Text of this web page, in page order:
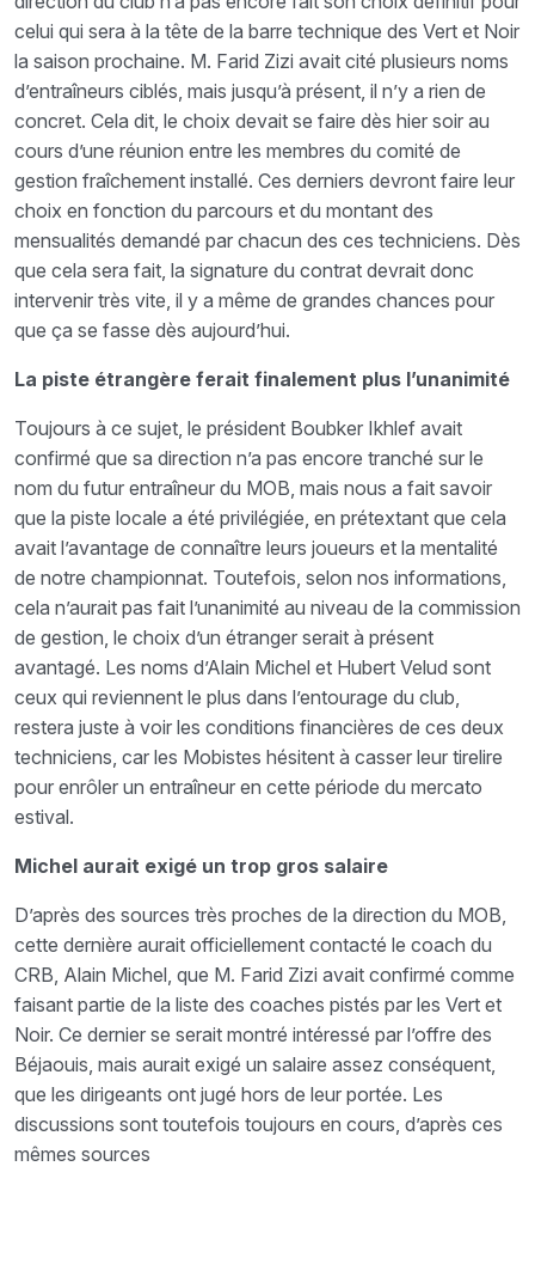
celui qui sera à la tête de la barre technique des Vert et Noir
la saison prochaine. M. Farid Zizi avait cité plusieurs noms
d’entraîneurs ciblés, mais jusqu’à présent, il n’y a rien de
concret. Cela dit, le choix devait se faire dès hier soir au
cours d’une réunion entre les membres du comité de
gestion fraîchement installé. Ces derniers devront faire leur
choix en fonction du parcours et du montant des
mensualités demandé par chacun des ces techniciens. Dès
que cela sera fait, la signature du contrat devrait donc
intervenir très vite, il y a même de grandes chances pour
que ça se fasse dès aujourd’hui.
La piste étrangère ferait finalement plus l’unanimité
Toujours à ce sujet, le président Boubker Ikhlef avait
confirmé que sa direction n’a pas encore tranché sur le
nom du futur entraîneur du MOB, mais nous a fait savoir
que la piste locale a été privilégiée, en prétextant que cela
avait l’avantage de connaître leurs joueurs et la mentalité
de notre championnat. Toutefois, selon nos informations,
cela n’aurait pas fait l’unanimité au niveau de la commission
de gestion, le choix d’un étranger serait à présent
avantagé. Les noms d’Alain Michel et Hubert Velud sont
ceux qui reviennent le plus dans l’entourage du club,
restera juste à voir les conditions financières de ces deux
techniciens, car les Mobistes hésitent à casser leur tirelire
pour enrôler un entraîneur en cette période du mercato
estival.
Michel aurait exigé un trop gros salaire
D’après des sources très proches de la direction du MOB,
cette dernière aurait officiellement contacté le coach du
CRB, Alain Michel, que M. Farid Zizi avait confirmé comme
faisant partie de la liste des coaches pistés par les Vert et
Noir. Ce dernier se serait montré intéressé par l’offre des
Béjaouis, mais aurait exigé un salaire assez conséquent,
que les dirigeants ont jugé hors de leur portée. Les
discussions sont toutefois toujours en cours, d’après ces
mêmes sources